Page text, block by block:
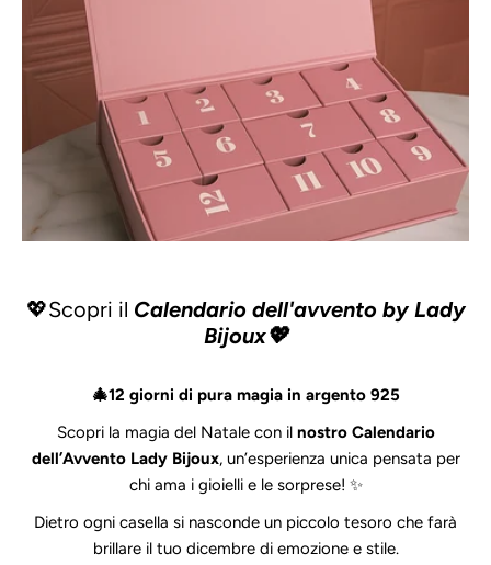
💖Scopri il Calendario dell'avvento by Lady
Bijoux💖
🎄12 giorni di pura magia in argento 925
Scopri la magia del Natale con il nostro Calendario
dell’Avvento Lady Bijoux, un’esperienza unica pensata per
chi ama i gioielli e le sorprese! ✨
Dietro ogni casella si nasconde un piccolo tesoro che farà
brillare il tuo dicembre di emozione e stile.